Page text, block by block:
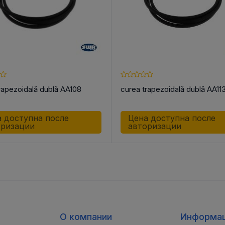
dublă AA108
доступна после
curea trapezoidală dublă
Цена доступна после
авторизации
О компании